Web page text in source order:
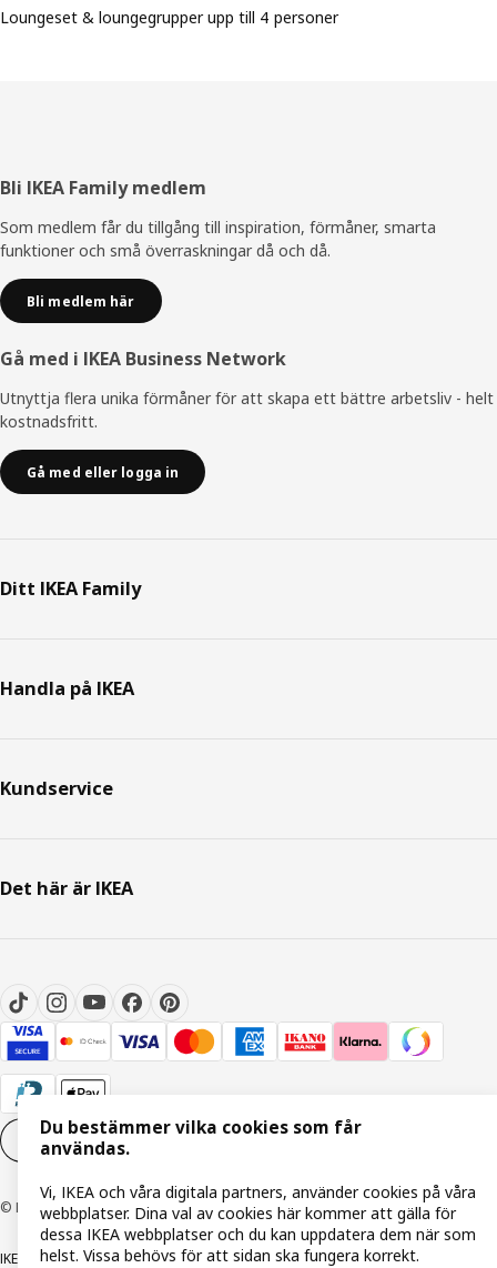
Loungeset & loungegrupper upp till 4 personer
Sidfot
Bli IKEA Family medlem
Som medlem får du tillgång till inspiration, förmåner, smarta
funktioner och små överraskningar då och då.
Bli medlem här
Gå med i IKEA Business Network
Utnyttja flera unika förmåner för att skapa ett bättre arbetsliv - helt
kostnadsfritt.
Gå med eller logga in
Ditt IKEA Family
Handla på IKEA
Kundservice
Det här är IKEA
Inställningar för Cookies
© Inter IKEA Systems B.V. 1999-2026
IKEA Family integritetspolicy IntegritetspolicyCookiepolicy
Du bestämmer vilka cookies som får
användas.
Vi, IKEA och våra digitala partners, använder cookies på våra
webbplatser. Dina val av cookies här kommer att gälla för
dessa IKEA webbplatser och du kan uppdatera dem när som
helst. Vissa behövs för att sidan ska fungera korrekt.